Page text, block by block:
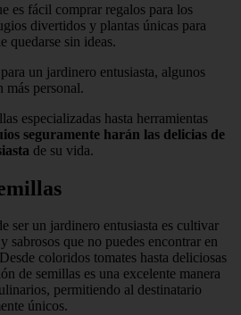
es fácil comprar regalos para los
divertidos y plantas únicas para
quedarse sin ideas.
un jardinero entusiasta, algunos
más personal.
especializadas hasta herramientas
seguramente harán las delicias de
de su vida.
ser un jardinero entusiasta es cultivar
sabrosos que no puedes encontrar en
coloridos tomates hasta deliciosas
de semillas es una excelente manera
permitiendo al destinatario
únicos.